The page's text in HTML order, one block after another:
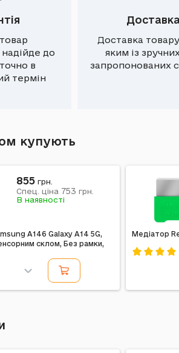
до
в
термін
Доставка
яким із
запропонованих
купують
A146 Galaxy A14 5G,
склом, Без рамки,
855 грн.
Спец. ціна 753 грн.
В наявності
Медіатор